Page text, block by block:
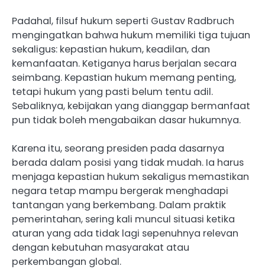
Padahal, filsuf hukum seperti Gustav Radbruch
mengingatkan bahwa hukum memiliki tiga tujuan
sekaligus: kepastian hukum, keadilan, dan
kemanfaatan. Ketiganya harus berjalan secara
seimbang. Kepastian hukum memang penting,
tetapi hukum yang pasti belum tentu adil.
Sebaliknya, kebijakan yang dianggap bermanfaat
pun tidak boleh mengabaikan dasar hukumnya.
Karena itu, seorang presiden pada dasarnya
berada dalam posisi yang tidak mudah. Ia harus
menjaga kepastian hukum sekaligus memastikan
negara tetap mampu bergerak menghadapi
tantangan yang berkembang. Dalam praktik
pemerintahan, sering kali muncul situasi ketika
aturan yang ada tidak lagi sepenuhnya relevan
dengan kebutuhan masyarakat atau
perkembangan global.